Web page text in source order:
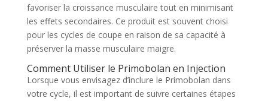
favoriser la croissance musculaire tout en minimisant
les effets secondaires. Ce produit est souvent choisi
pour les cycles de coupe en raison de sa capacité à
préserver la masse musculaire maigre.
Comment Utiliser le Primobolan en Injection
Lorsque vous envisagez d’inclure le Primobolan dans
votre cycle, il est important de suivre certaines étapes